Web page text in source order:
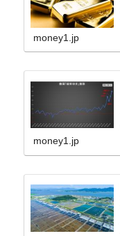
money1.jp
money1.jp